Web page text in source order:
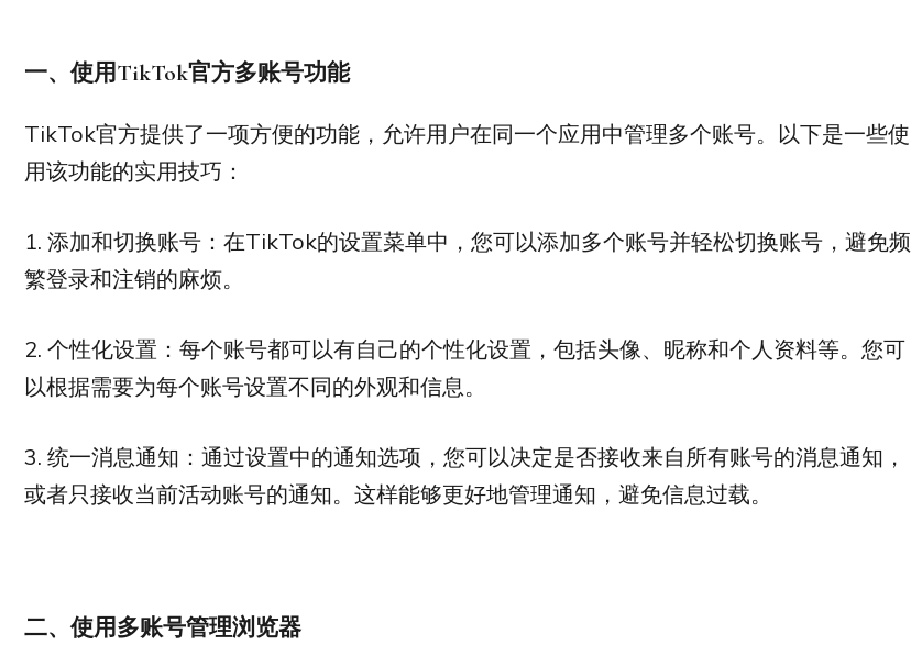
一、使用TikTok官方多账号功能
TikTok官方提供了一项方便的功能，允许用户在同一个应用中管理多个账号。以下是一些使
用该功能的实用技巧：
1. 添加和切换账号：在TikTok的设置菜单中，您可以添加多个账号并轻松切换账号，避免频
繁登录和注销的麻烦。
2. 个性化设置：每个账号都可以有自己的个性化设置，包括头像、昵称和个人资料等。您可
以根据需要为每个账号设置不同的外观和信息。
3. 统一消息通知：通过设置中的通知选项，您可以决定是否接收来自所有账号的消息通知，
或者只接收当前活动账号的通知。这样能够更好地管理通知，避免信息过载。
二、使用多账号管理浏览器